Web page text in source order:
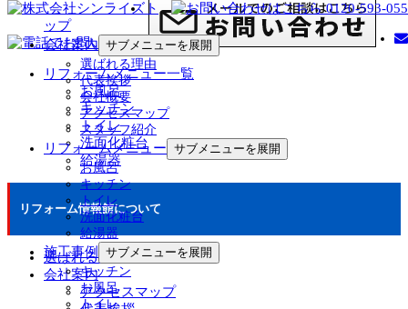
ト
ップ
会社案内 サブメニューを展開
選ばれる理由
代表挨拶
会社概要
アクセスマップ
スタッフ紹介
リフォームメニュー サブメニューを展開
お風呂
キッチン
トイレ
洗面化粧台
給湯器
施工事例
サブメニューを展開
キッチン
お風呂
トイレ
リフォームメニュー一覧
お風呂
キッチン
トイレ
洗面化粧台
給湯器
リフォーム情報館について
選ばれる理由
会社案内
アクセスマップ